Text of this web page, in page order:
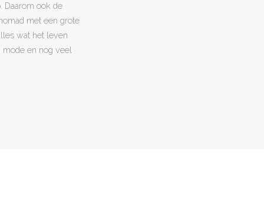
Daarom ook de
met een grote
wat het leven
en nog veel